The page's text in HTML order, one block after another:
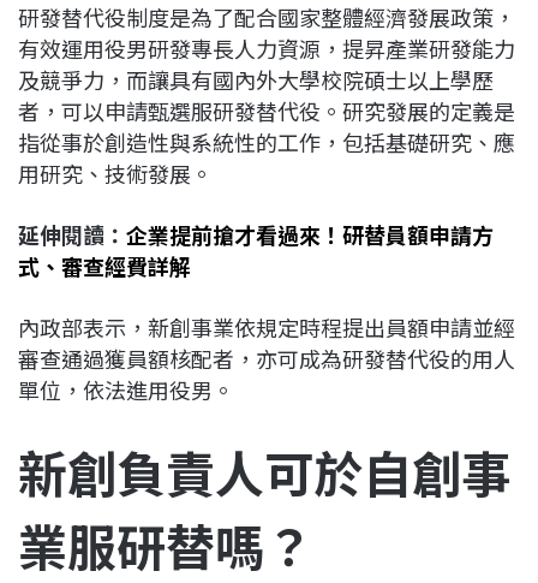
研發替代役制度是為了配合國家整體經濟發展政策，
有效運用役男研發專長人力資源，提昇產業研發能力
及競爭力，而讓具有國內外大學校院碩士以上學歷
者，可以申請甄選服研發替代役。研究發展的定義是
指從事於創造性與系統性的工作，包括基礎研究、應
用研究、技術發展。
延伸閱讀： 企業提前搶才看過來！研替員額申請方
式、審查經費詳解
內政部表示，新創事業依規定時程提出員額申請並經
審查通過獲員額核配者，亦可成為研發替代役的用人
單位，依法進用役男。
新創負責人可於自創事
業服研替嗎？